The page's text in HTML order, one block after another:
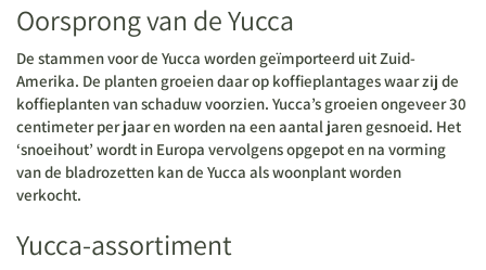
Oorsprong van de Yucca
De stammen voor de Yucca worden geïmporteerd uit Zuid-
Amerika. De planten groeien daar op koffieplantages waar zij de
koffieplanten van schaduw voorzien. Yucca’s groeien ongeveer 30
centimeter per jaar en worden na een aantal jaren gesnoeid. Het
‘snoeihout’ wordt in Europa vervolgens opgepot en na vorming
van de bladrozetten kan de Yucca als woonplant worden
verkocht.
Yucca-assortiment